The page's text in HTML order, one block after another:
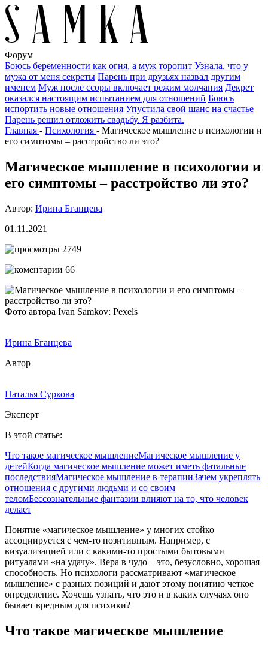
Форум
Боюсь беременности как огня, а муж торопит Узнала, что у
мужа от меня секреты Парень при друзьях назвал другим
именем Муж после ссоры включает режим молчания Декрет
оказался настоящим испытанием для отношений Боюсь
испортить новые отношения Упустила свой шанс на счастье
Парень решил отложить свадьбу. Я разбита.
Главная - Психология - Магическое мышление в психологии и
его симптомы – расстройство ли это?
Магическое мышление в психологии и
его симптомы – расстройство ли это?
Автор: Ирина Бганцева
01.11.2021
2749
66
Фото автора Ivan Samkov: Pexels
Ирина Бганцева
Автор
Наталья Суркова
Эксперт
В этой статье:
Что такое магическое мышлениеМагическое мышление у
детейКогда магическое мышление может иметь фатальные
последствияМагическое мышление в терапииЗачем укреплять
отношения с другими людьми и со своим
теломБессознательные фантазии влияют на то, что человек
делает
Понятие «магическое мышление» у многих стойко
ассоциируется с чем-то позитивным. Например, с
визуализацией или с какими-то простыми бытовыми
ритуалами «на удачу». Вера в чудо – это, безусловно, хорошая
способность. Но психологи рассматривают «магическое
мышление» с разных позиций и дают этому понятию четкое
определение. Хочешь узнать, что это и в каких случаях оно
бывает вредным для психики?
Что такое магическое мышление